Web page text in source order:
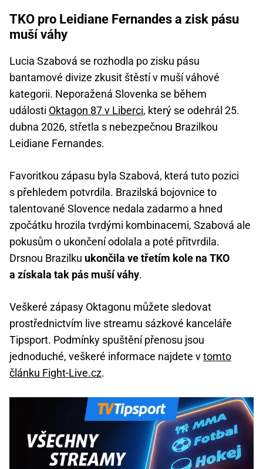
TKO pro Leidiane Fernandes a zisk pásu
muší váhy
Lucia Szabová se rozhodla po zisku pásu
bantamové divize zkusit štěstí v muší váhové
kategorii. Neporažená Slovenka se během
události Oktagon 87 v Liberci, který se odehrál 25.
dubna 2026, střetla s nebezpečnou Brazilkou
Leidiane Fernandes.
Favoritkou zápasu byla Szabová, která tuto pozici
s přehledem potvrdila. Brazilská bojovnice to
talentované Slovence nedala zadarmo a hned
zpočátku hrozila tvrdými kombinacemi, Szabová ale
pokusům o ukončení odolala a poté přitvrdila.
Drsnou Brazilku ukončila ve třetím kole na TKO
a získala tak pás muší váhy.
Veškeré zápasy Oktagonu můžete sledovat
prostřednictvím live streamu sázkové kanceláře
Tipsport. Podmínky spuštění přenosu jsou
jednoduché, veškeré informace najdete vtomto
článku Fight-Live.cz.